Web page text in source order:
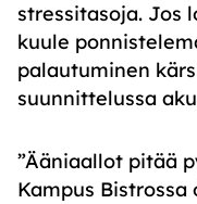
stressitasoja. Jos
kuule
palautuminen
suunnittelussa
”Ääniaallot pitää
Kampus